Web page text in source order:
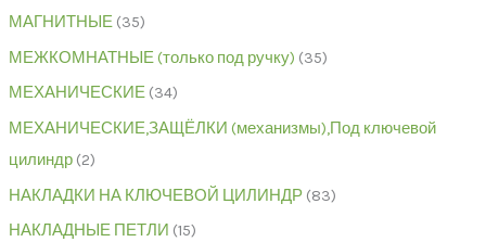
МАГНИТНЫЕ 35
МЕЖКОМНАТНЫЕ (только под ручку) 35
МЕХАНИЧЕСКИЕ 34
МЕХАНИЧЕСКИЕ,ЗАЩЁЛКИ (механизмы),Под ключевой
цилиндр 2
НАКЛАДКИ НА КЛЮЧЕВОЙ ЦИЛИНДР 83
НАКЛАДНЫЕ ПЕТЛИ 15